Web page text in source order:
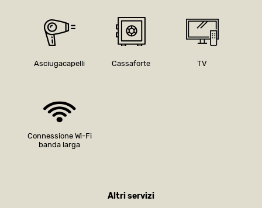
Asciugacapelli Cassaforte TV
Connessione Wi-Fi
banda larga
Altri servizi